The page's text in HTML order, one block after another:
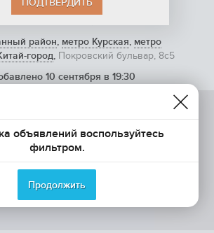
102.5 М2, В АРЕНДУ В
БУЛЬВАР, 8С5
район, метро Курская, метро
город, Покровский бульвар, 8с5
10 сентября в 19:30
ПОДТВЕРДИТЬ
объявлений воспользуйтесь
фильтром.
Продолжить